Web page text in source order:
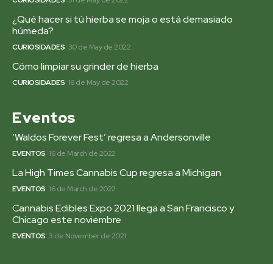
¿Qué hacer si tú hierba se moja o está demasiado
húmeda?
CURIOSIDADES 30 de May de 2022
Cómo limpiar su grinder de hierba
CURIOSIDADES 16 de May de 2022
Eventos
‘Waldos Forever Fest’ regresa a Andersonville
EVENTOS 16 de March de 2022
La High Times Cannabis Cup regresa a Michigan
EVENTOS 16 de March de 2022
Cannabis Edibles Expo 2021 llega a San Francisco y
Chicago este noviembre
EVENTOS 3 de November de 2021